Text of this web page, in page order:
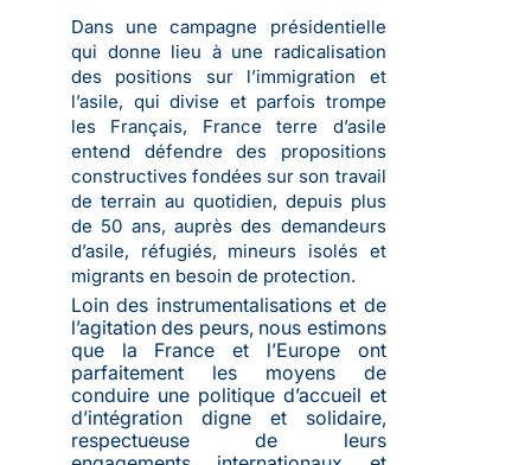
Dans une campagne présidentielle
qui donne lieu à une radicalisation
des positions sur l’immigration et
l’asile, qui divise et parfois trompe
les Français, France terre d’asile
entend défendre des propositions
constructives fondées sur son travail
de terrain au quotidien, depuis plus
de 50 ans, auprès des demandeurs
d’asile, réfugiés, mineurs isolés et
migrants en besoin de protection.
Loin des instrumentalisations et de
l’agitation des peurs, nous estimons
que la France et l’Europe ont
parfaitement les moyens de
conduire une politique d’accueil et
d’intégration digne et solidaire,
respectueuse de leurs